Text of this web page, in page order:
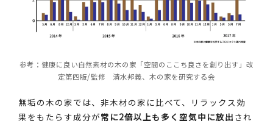
参考：健康に良い自然素材の木の家「空間のここち良さを創り出す」改
定第四版/監修 清水邦義、木の家を研究する会
無垢の木の家では、非木材の家に比べて、リラックス効
果をもたらす成分が常に2倍以上も多く空気中に放出 され